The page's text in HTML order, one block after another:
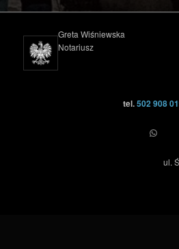
Greta Wiśniewska
Notariusz
tel.502 908
ul.